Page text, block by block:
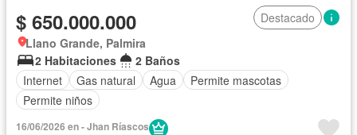
$ 650.000.000
Destacado
Llano Grande, Palmira
2 Habitaciones
2 Baños
Internet
Gas natural Agua
Permite mascotas
Permite niños
16/06/2026 en - Jhan Ríascos